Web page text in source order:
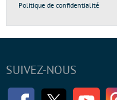
Politique de confidentialité
SUIVEZ-NOUS
FacebookTwitter